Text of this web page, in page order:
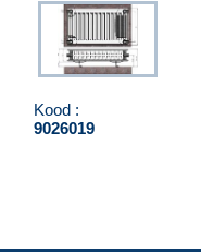
Kood :
9026019